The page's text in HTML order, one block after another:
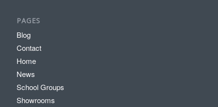
PAGES
Blog
Contact
Home
News
School Groups
Showrooms